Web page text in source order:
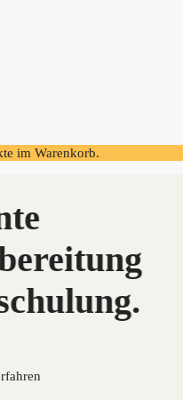
im Warenkorb.